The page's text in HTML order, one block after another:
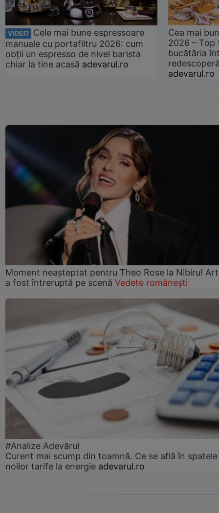
VIDEO
Cele mai bune espressoare
manuale cu portafiltru 2026: cum
obții un espresso de nivel barista
chiar la tine acasă adevarul.ro
Cea mai
2026 –
bucătăria
adevarul.ro
Moment neașteptat pentru Theo Rose la Nibiru!
a fost întreruptă pe scenă Vedete românești
#Analize Adevărul
Curent mai scump din toamnă. Ce se află în spatele
noilor tarife la energie adevarul.ro